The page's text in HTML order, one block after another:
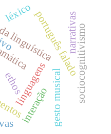
linguagens
linguísticaportuguês falado
narrativas
interação
sociocognitivismo
gesto musical
ethos
léxico